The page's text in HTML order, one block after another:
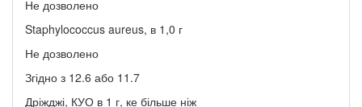
Не дозволено
Staphylococcus aureus, в 1,0 г
Не дозволено
Згідно з 12.6 або 11.7
Дріжджі, КУО в 1 г, ке більше ніж